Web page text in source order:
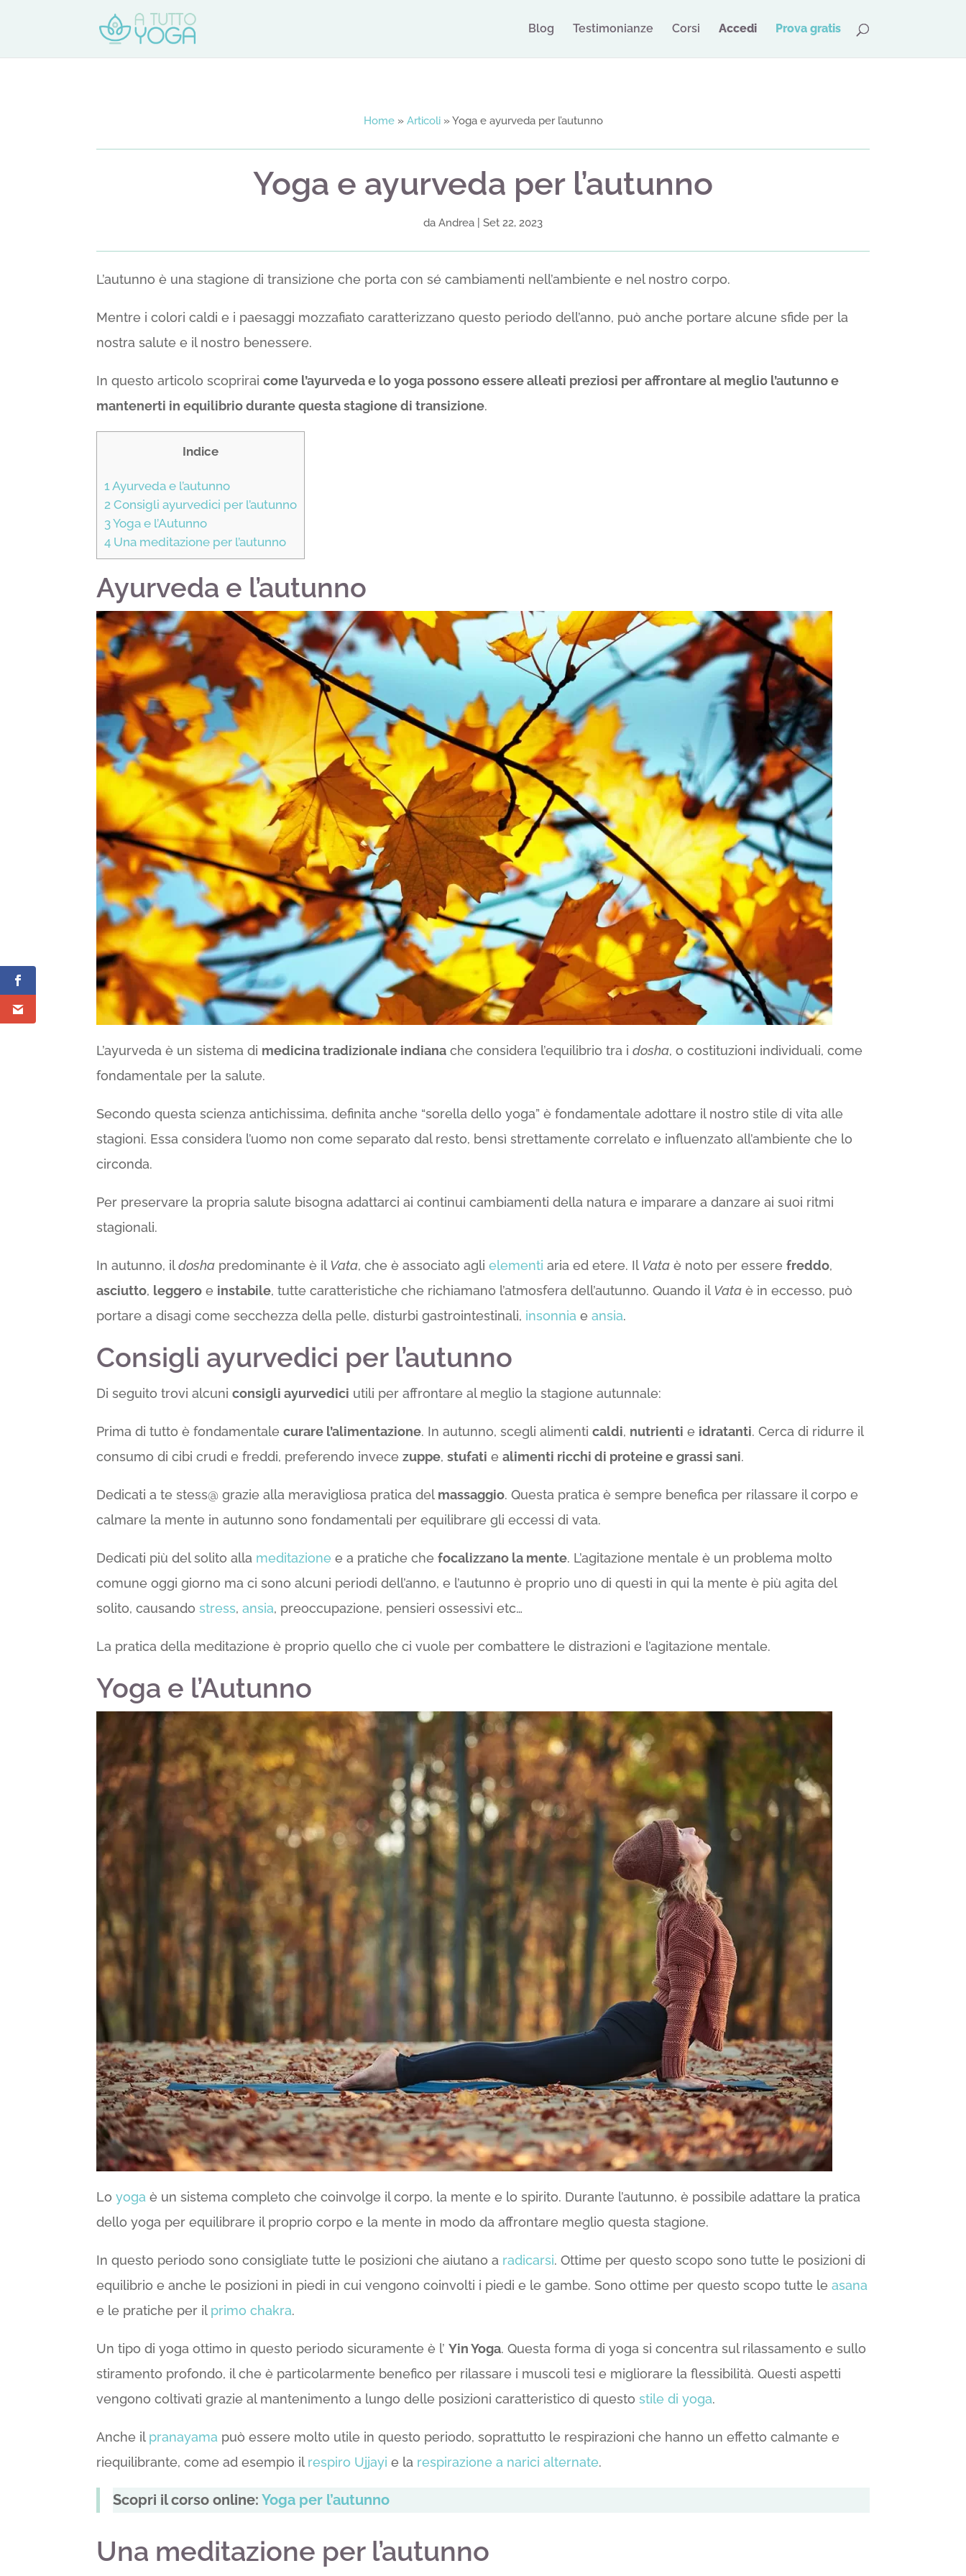
Blog Testimonianze Corsi Accedi Prova gratis
Home» Articoli»Yoga e ayurveda per l’autunno
Yoga e ayurveda per l’autunno
da Andrea Set 22, 2023
L’autunno è una stagione di transizione che porta con sé cambiamenti nell’ambiente e nel nostro corpo.
Mentre i colori caldi e i paesaggi mozzafiato caratterizzano questo periodo dell’anno, può anche portare alcune sfide per la
nostra salute e il nostro benessere.
In questo articolo scopriraicome l’ayurveda e lo yoga possono essere alleati preziosi per affrontare al meglio l’autunno e
mantenerti in equilibrio durante questa stagione di transizione.
Indice
1 Ayurveda e l’autunno
2 Consigli ayurvedici per l’autunno
3Yoga e l’Autunno
4 Una meditazione per l’autunno
Ayurveda e l’autunno
L’ayurveda è un sistema di medicina tradizionale indiana che considera l’equilibrio tra idosha, o costituzioni individuali, come
fondamentale per la salute.
Secondo questa scienza antichissima, definita anche “sorella dello yoga” è fondamentale adottare il nostro stile di vita alle
stagioni. Essa considera l’uomo non come separato dal resto, bensì strettamente correlato e influenzato all’ambiente che lo
circonda.
Per preservare la propria salute bisogna adattarci ai continui cambiamenti della natura e imparare a danzare ai suoi ritmi
stagionali.
In autunno, ildosha predominante è il Vata, che è associato aglielementi aria ed etere. Il Vata è noto per esserefreddo,
asciutto, leggero e instabile, tutte caratteristiche che richiamano l’atmosfera dell’autunno. Quando il Vata è in eccesso, può
portare a disagi come secchezza della pelle, disturbi gastrointestinali, insonnia eansia.
Consigli ayurvedici per l’autunno
Di seguito trovi alcuniconsigli ayurvedici utili per affrontare al meglio la stagione autunnale:
Prima di tutto è fondamentalecurare l’alimentazione. In autunno, scegli alimenticaldi, nutrienti e idratanti. Cerca di ridurre il
consumo di cibi crudi e freddi, preferendo invecezuppe,stufati ealimenti ricchi di proteine e grassi sani.
Dedicati a te stess@ grazie alla meravigliosa pratica del massaggio. Questa pratica è sempre benefica per rilassare il corpo e
calmare la mente in autunno sono fondamentali per equilibrare gli eccessi di vata.
Dedicati più del solito alla meditazione e a pratiche chefocalizzano la mente. L’agitazione mentale è un problema molto
comune oggi giorno ma ci sono alcuni periodi dell’anno, e l’autunno è proprio uno di questi in qui la mente è più agita del
solito, causandostress,ansia, preoccupazione, pensieri ossessivi etc…
La pratica della meditazione è proprio quello che ci vuole per combattere le distrazioni e l’agitazione mentale.
Yoga e l’Autunno
Loyoga è un sistema completo che coinvolge il corpo, la mente e lo spirito. Durante l’autunno, è possibile adattare la pratica
dello yoga per equilibrare il proprio corpo e la mente in modo da affrontare meglio questa stagione.
In questo periodo sono consigliate tutte le posizioni che aiutano a radicarsi. Ottime per questo scopo sono tutte le posizioni di
equilibrio e anche le posizioni in piedi in cui vengono coinvolti i piedi e le gambe. Sono ottime per questo scopo tutte leasana
e le pratiche per il primo chakra.
Un tipo di yoga ottimo in questo periodo sicuramente è l’Yin Yoga. Questa forma di yoga si concentra sul rilassamento e sullo
stiramento profondo, il che è particolarmente benefico per rilassare i muscoli tesi e migliorare la flessibilità. Questi aspetti
vengono coltivati grazie al mantenimento a lungo delle posizioni caratteristico di questostile di yoga.
Anche il pranayama può essere molto utile in questo periodo, soprattutto le respirazioni che hanno un effetto calmante e
riequilibrante, come ad esempio il respiro Ujjayi e la respirazione a narici alternate.
Scopri il corso online: Yoga per l’autunno
Una meditazione per l’autunno